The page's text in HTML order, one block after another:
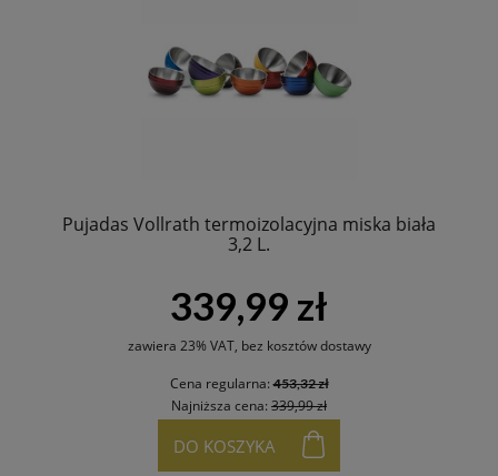
Pujadas Vollrath termoizolacyjna miska biała
3,2 L.
339,99 zł
zawiera 23% VAT, bez kosztów dostawy
Cena regularna:453,32 zł
Najniższa cena: 339,99 zł
DO KOSZYKA